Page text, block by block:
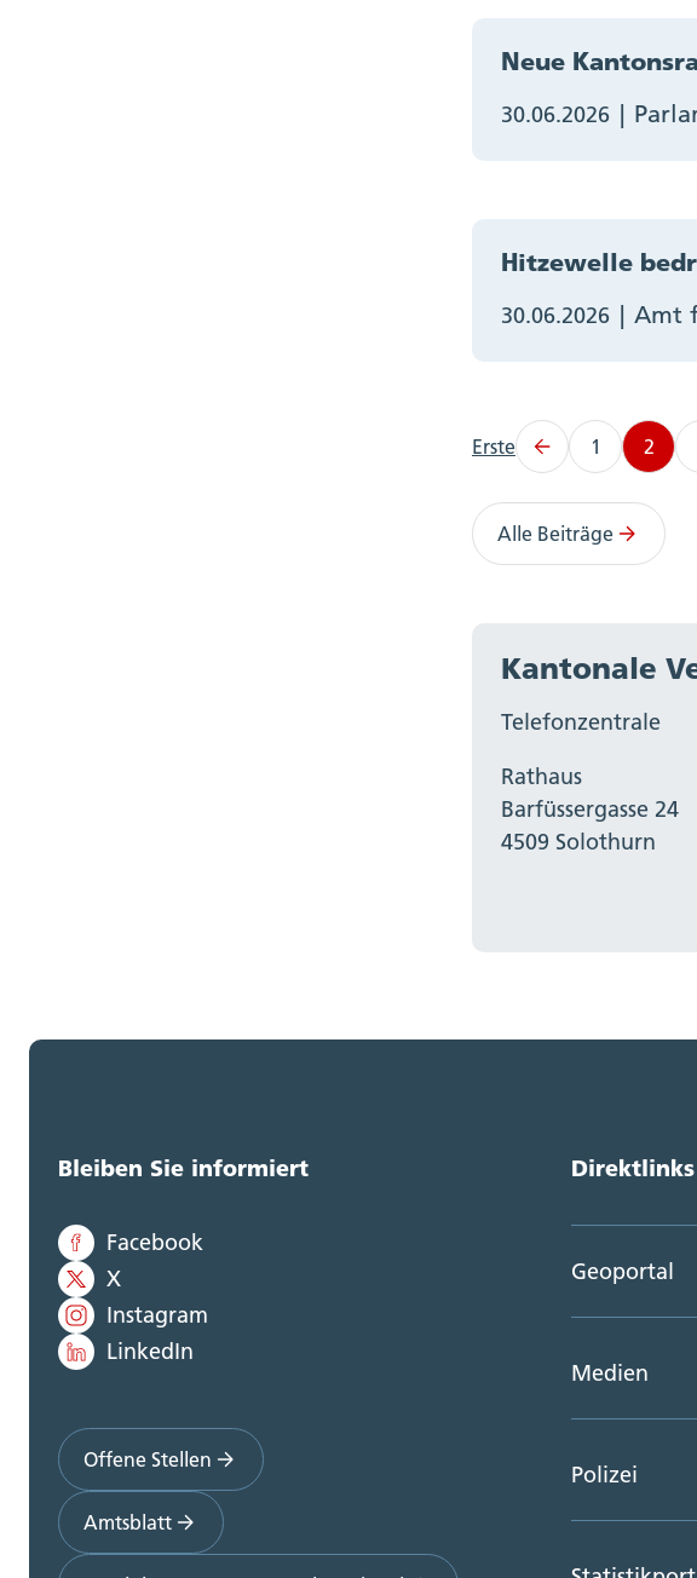
Neue
30.06.2026
Hitzewelle
30.06.2026 Amt
Erste 1 2
Alle Beiträge
Kantonale
Telefonzentrale
Rathaus
Barfüssergasse 24
4509 Solothurn
Bleiben Sie informiert
Facebook
X
Instagram
LinkedIn
Offene Stellen
Amtsblatt
Direktlinks
Geoportal
Medien
Polizei